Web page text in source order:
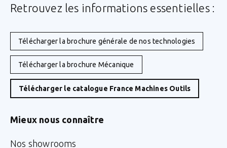
Retrouvez les informations essentielles :
Télécharger la brochure générale de nos technologies
Télécharger la brochure Mécanique
Télécharger le catalogue France Machines Outils
Mieux nous connaître
Nos showrooms